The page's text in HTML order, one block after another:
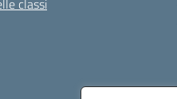
classi